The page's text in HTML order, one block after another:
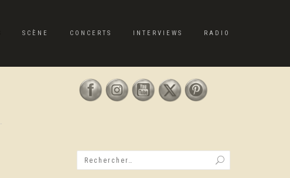
SCÈNE CONCERTS INTERVIEWS RADIO